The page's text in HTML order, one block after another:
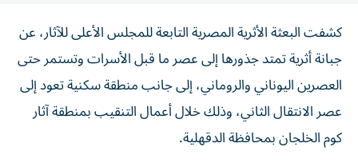
كشفت البعثة الأثرية المصرية التابعة للمجلس الأعلى للآثار، عن
جبانة أثرية تمتد جذورها إلى عصر ما قبل الأسرات وتستمر حتى
العصرين اليوناني والروماني، إلى جانب منطقة سكنية تعود إلى
عصر الانتقال الثاني، وذلك خلال أعمال التنقيب بمنطقة آثار
كوم الخلجان بمحافظة الدقهلية.